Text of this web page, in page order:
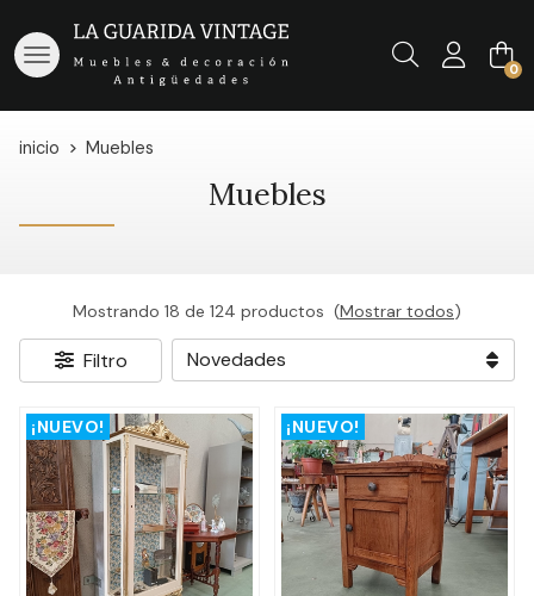
Buscar 0
inicio Muebles
Muebles
Mostrando 18 de 124 productos (Mostrar todos)
Filtro
¡NUEVO! ¡NUEVO!